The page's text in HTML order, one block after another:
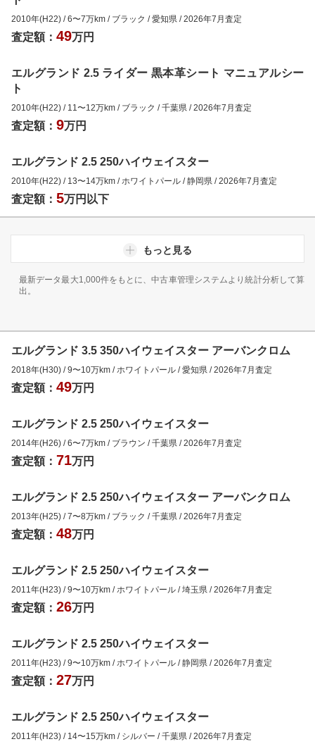
2010年(H22) /6〜7万km / ブラック /愛知県 /2026年7月査定
査定額： 49万円
エルグランド 2.5 ライダー 黒本革シート マニュアルシー
ト
2010年(H22) / 11 〜12万km / ブラック /千葉県 /2026年7月査定
査定額： 9万円
エルグランド 2.5 250ハイウェイスター
2010年(H22) / 13〜14万km / ホワイトパール /静岡県 /2026年7月査定
査定額： 5万円以下
もっと見る
最新データ最大1,000件をもとに、中古車管理システムより統計分析して算
出。
エルグランド 3.5 350ハイウェイスター アーバンクロム
2018年(H30) /9〜10万km / ホワイトパール /愛知県 /2026年7月査定
査定額： 49万円
エルグランド 2.5 250ハイウェイスター
2014年(H26) /6〜7万km / ブラウン /千葉県 /2026年7月査定
査定額： 71万円
エルグランド 2.5 250ハイウェイスター アーバンクロム
2013年(H25) /7〜8万km / ブラック /千葉県 /2026年7月査定
査定額： 48万円
エルグランド 2.5 250ハイウェイスター
2011年(H23) /9〜10万km / ホワイトパール /埼玉県 /2026年7月査定
査定額： 26万円
エルグランド 2.5 250ハイウェイスター
2011年(H23) /9〜10万km / ホワイトパール /静岡県 /2026年7月査定
査定額： 27万円
エルグランド 2.5 250ハイウェイスター
2011年(H23) / 14〜15万km / シルバー /千葉県 /2026年7月査定